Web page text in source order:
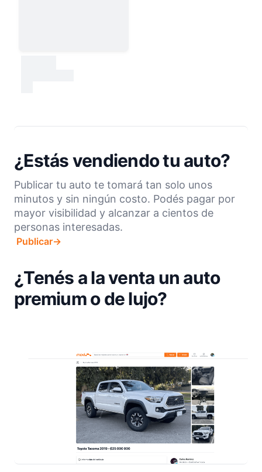
¿Estás vendiendo tu auto?
Publicar tu auto te tomará tan solo unos
minutos y sin ningún costo. Podés pagar por
mayor visibilidad y alcanzar a cientos de
personas interesadas.
Publicar→
¿Tenés a la venta un auto
premium o de lujo?